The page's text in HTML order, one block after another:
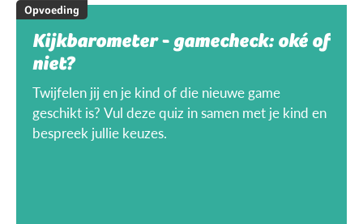
Opvoeding
Kijkbarometer - gamecheck: oké of
niet?
Twijfelen jij en je kind of die nieuwe game
geschikt is? Vul deze quiz in samen met je kind en
bespreek jullie keuzes.